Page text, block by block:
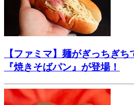
【ファミマ】麺がぎっちぎ
『焼きそばパン』が登場！